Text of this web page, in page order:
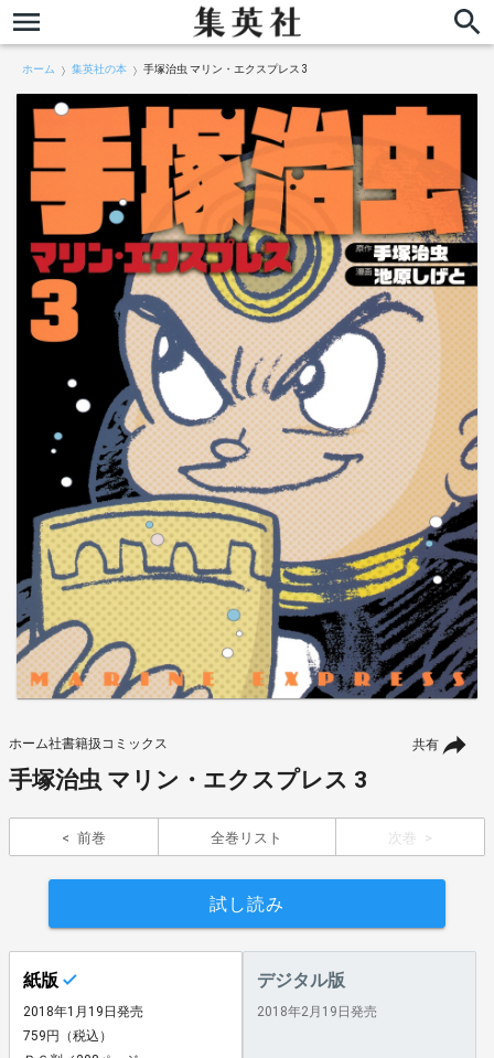
ホーム 集英社の本 手塚治虫 マリン・エクスプレス 3
共有
ホーム社書籍扱コミックス
手塚治虫 マリン・エクスプレス 3
前巻 全巻リスト 次巻
試し読み
紙版
2018年1月19日発売
759円（税込）
デジタル版
2018年2月19日発売